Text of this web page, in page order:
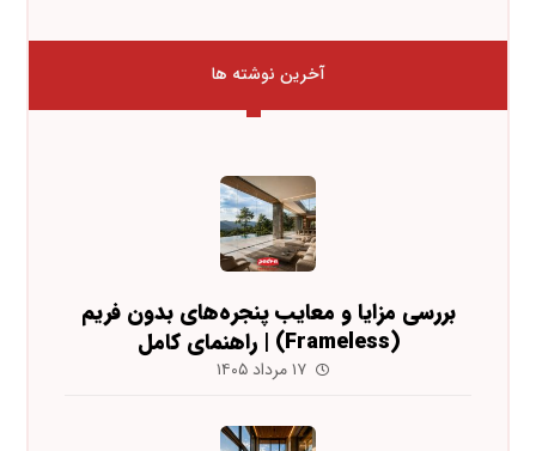
آخرین نوشته ها
بررسی مزایا و معایب پنجره‌های بدون فریم
(Frameless) | راهنمای کامل
۱۷ مرداد ۱۴۰۵